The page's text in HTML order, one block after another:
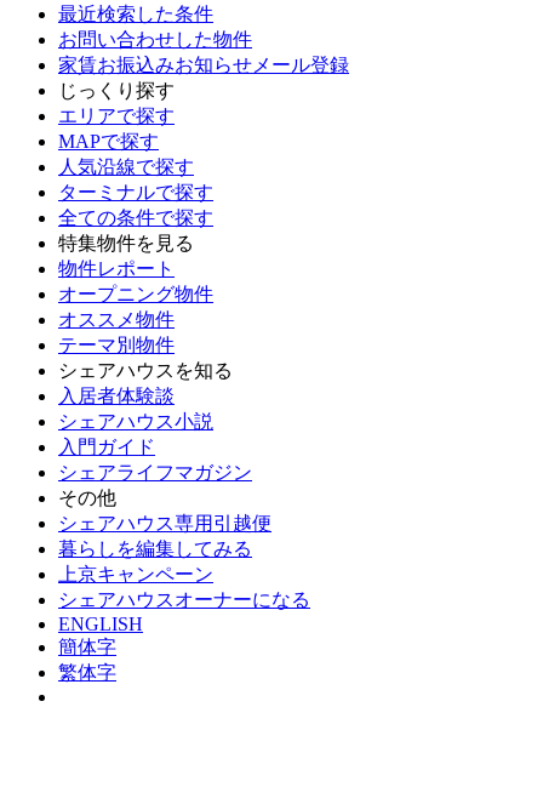
最近検索した条件
お問い合わせした物件
家賃お振込みお知らせメール登録
じっくり探す
エリアで探す
MAPで探す
人気沿線で探す
ターミナルで探す
全ての条件で探す
特集物件を見る
物件レポート
オープニング物件
オススメ物件
テーマ別物件
シェアハウスを知る
入居者体験談
シェアハウス小説
入門ガイド
シェアライフマガジン
その他
シェアハウス専用引越便
暮らしを編集してみる
上京キャンペーン
シェアハウスオーナーになる
ENGLISH
簡体字
繁体字